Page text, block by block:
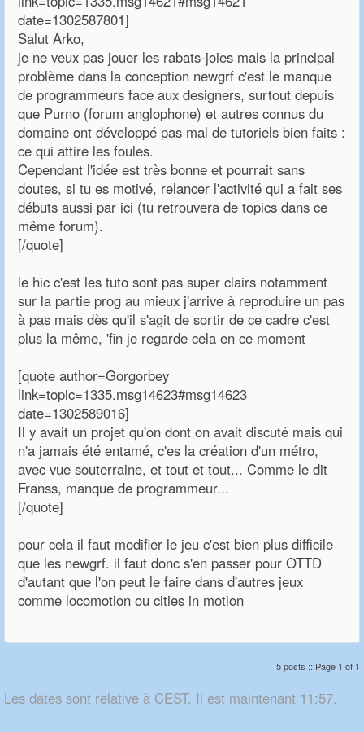
date=1302587801]
Salut Arko,
je ne veux pas jouer les rabats-joies mais la principal
problème dans la conception newgrf c'est le manque
de programmeurs face aux designers, surtout depuis
que Purno (forum anglophone) et autres connus du
domaine ont développé pas mal de tutoriels bien faits :
ce qui attire les foules.
Cependant l'idée est très bonne et pourrait sans
doutes, si tu es motivé, relancer l'activité qui a fait ses
débuts aussi par ici (tu retrouvera de topics dans ce
même forum).
[/quote]
le hic c'est les tuto sont pas super clairs notamment
sur la partie prog au mieux j'arrive à reproduire un pas
à pas mais dès qu'il s'agit de sortir de ce cadre c'est
plus la même, 'fin je regarde cela en ce moment
[quote author=Gorgorbey
link=topic=1335.msg14623#msg14623
date=1302589016]
Il y avait un projet qu'on dont on avait discuté mais qui
n'a jamais été entamé, c'es la création d'un métro,
avec vue souterraine, et tout et tout... Comme le dit
Franss, manque de programmeur...
[/quote]
pour cela il faut modifier le jeu c'est bien plus difficile
que les newgrf. il faut donc s'en passer pour OTTD
d'autant que l'on peut le faire dans d'autres jeux
comme locomotion ou cities in motion
5 posts :: Page 1 of 1
Les dates sont relative à CEST. Il est maintenant 11:57.